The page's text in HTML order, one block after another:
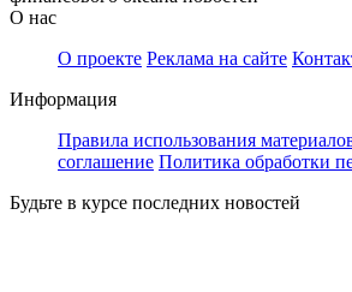
О нас
О проекте Реклама на сайте
Информация
Правила использования
соглашение Политика обработки
Будьте в курсе последних новостей